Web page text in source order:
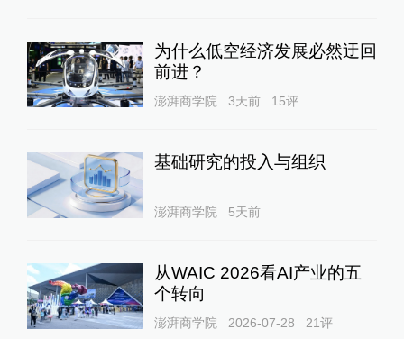
为什么低空经济发展必然迂回
前进？
澎湃商学院 3天前 15评
基础研究的投入与组织
澎湃商学院 5天前
从WAIC 2026看AI产业的五
个转向
澎湃商学院 2026-07-28 21评